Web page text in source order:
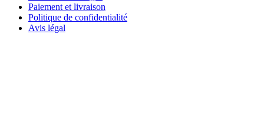
Paiement et livraison
Politique de confidentialité
Avis légal